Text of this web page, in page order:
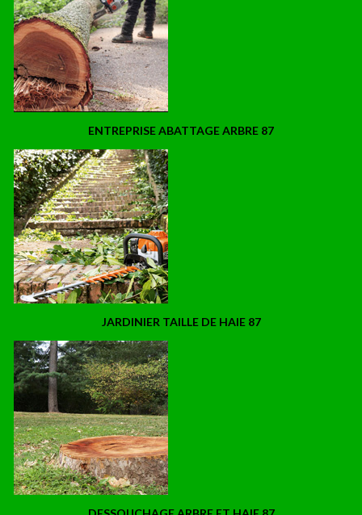
ENTREPRISE ABATTAGE ARBRE 87
JARDINIER TAILLE DE HAIE 87